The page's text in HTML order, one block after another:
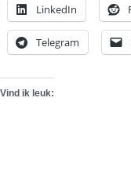
LinkedIn
Telegram
Vind ik leuk: